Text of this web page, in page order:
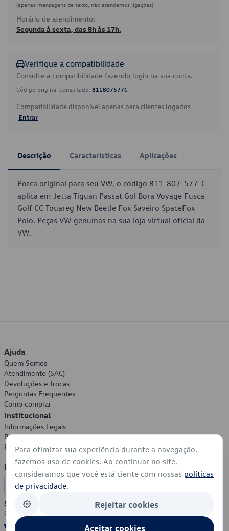
(apenas mensagens de texto, não atendemos ligações)
Horário de atendimento:
Segunda à sexta, das 8h às 17h.
Verifique a compatibilidade
Consulte a compatibilidade fazendo login na sua conta.
Código original consultado: 811807577C
Compatibilidade disponível apenas para clientes logados.
Entrar
Descrição Características Aplicações
Porca original para seu VW, o código 811-807-577-C
aplica em Jetta Tiguan Passat Gol Bora Voyage Fusca
Golf CC Touareg New Beetle Fox Saveiro SpaceFox
Polo. Peças VW genuínas na sua loja virtual oficial da
VW.
Ajuda
Quem Somos
Atendimento (SAC)
Devoluções e trocas
Perguntas Frequentes
Como comprar
Institucional
Informações Legais
Política de Privacidade
Política de Cookies
Formas de Pagamento
Segurança
Para otimizar sua experiência durante a navegação,
fazemos uso de cookies. Ao continuar no site,
consideramos que você está ciente com nossas políticas
de privacidade.
Rejeitar cookies
Aceitar cookies